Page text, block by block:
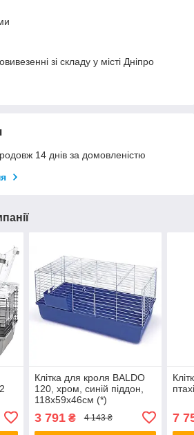
зі складу у місті Дніпро
14 днів за домовленістю
Клітка для кроля BALDO
120, хром, синій піддон,
118x59x46см (*)
3 791₴ 4 143 ₴ 7